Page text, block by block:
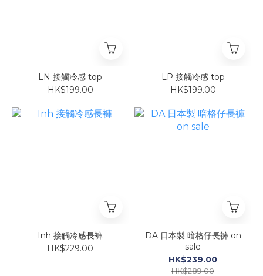
LN 接觸冷感 top
HK$199.00
LP 接觸冷感 top
HK$199.00
Inh 接觸冷感長褲
HK$229.00
DA 日本製 暗格仔長褲 on
sale
HK$239.00
HK$289.00